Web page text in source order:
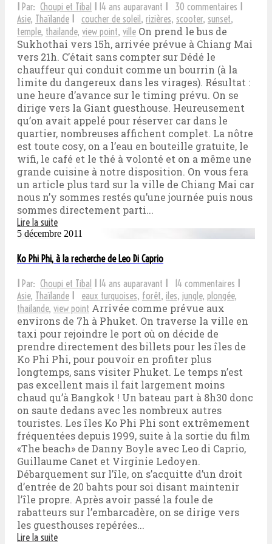
Par: Choupi et Tibal 14 ans auparavant 30 commentaires
Asie, Thaïlande coucher de soleil , rizières, scooter, sunset,
temple, thailande, view point, ville On prend le bus de
Sukhothai vers 15h, arrivée prévue à Chiang Mai
vers 21h. C’était sans compter sur Dédé le
chauffeur qui conduit comme un bourrin (à la
limite du dangereux dans les virages). Résultat :
une heure d’avance sur le timing prévu. On se
dirige vers la Giant guesthouse. Heureusement
qu’on avait appelé pour réserver car dans le
quartier, nombreuses affichent complet. La nôtre
est toute cosy, on a l’eau en bouteille gratuite, le
wifi, le café et le thé à volonté et on a même une
grande cuisine à notre disposition. On vous fera
un article plus tard sur la ville de Chiang Mai car
nous n’y sommes restés qu’une journée puis nous
sommes directement parti...
Lire la suite
5 décembre 2011
Ko Phi Phi, à la recherche de Leo Di Caprio
I Par: Choupi et Tibal I 14 ans auparavant I 14 commentaires I
Asie, Thaïlande I eaux turquoises, forêt, iles, jungle, plongée,
thailande, view point Arrivée comme prévue aux
environs de 7h à Phuket. On traverse la ville en
taxi pour rejoindre le port où on décide de
prendre directement des billets pour les îles de
Ko Phi Phi, pour pouvoir en profiter plus
longtemps, sans visiter Phuket. Le temps n’est
pas excellent mais il fait largement moins
chaud qu’à Bangkok ! Un bateau part à 8h30 donc
on saute dedans avec les nombreux autres
touristes. Les îles Ko Phi Phi sont extrêmement
fréquentées depuis 1999, suite à la sortie du film
«The beach» de Danny Boyle avec Leo di Caprio,
Guillaume Canet et Virginie Ledoyen.
Débarquement sur l’île, on s’acquitte d’un droit
d’entrée de 20 bahts pour soi disant maintenir
l’île propre. Après avoir passé la foule de
rabatteurs sur l’embarcadère, on se dirige vers
les guesthouses repérées...
Lire la suite